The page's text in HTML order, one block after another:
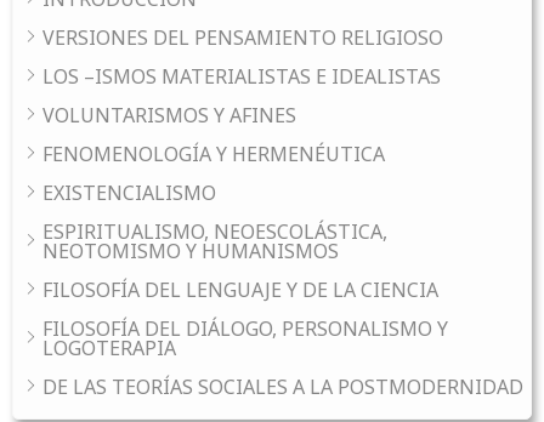
VERSIONES DEL PENSAMIENTO RELIGIOSO
LOS –ISMOS MATERIALISTAS E IDEALISTAS
VOLUNTARISMOS Y AFINES
FENOMENOLOGÍA Y HERMENÉUTICA
EXISTENCIALISMO
ESPIRITUALISMO, NEOESCOLÁSTICA,
NEOTOMISMO Y HUMANISMOS
FILOSOFÍA DEL LENGUAJE Y DE LA CIENCIA
FILOSOFÍA DEL DIÁLOGO, PERSONALISMO Y
LOGOTERAPIA
DE LAS TEORÍAS SOCIALES A LA POSTMODERNIDAD